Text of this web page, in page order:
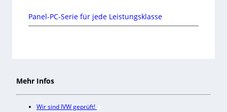
Panel-PC-Serie für jede Leistungsklasse
Mehr Infos
Wir sind IVW geprüft!